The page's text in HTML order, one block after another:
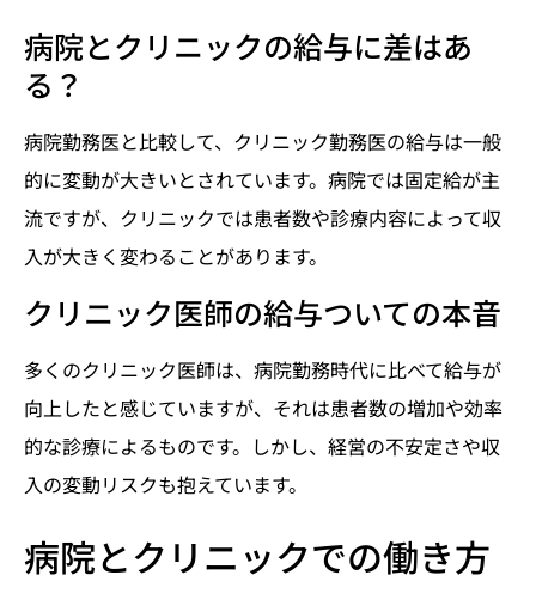
病院とクリニックの給与に差はあ
る？
病院勤務医と比較して、クリニック勤務医の給与は一般
的に変動が大きいとされています。病院では固定給が主
流ですが、クリニックでは患者数や診療内容によって収
入が大きく変わることがあります。
クリニック医師の給与ついての本音
多くのクリニック医師は、病院勤務時代に比べて給与が
向上したと感じていますが、それは患者数の増加や効率
的な診療によるものです。しかし、経営の不安定さや収
入の変動リスクも抱えています。
病院とクリニックでの働き方